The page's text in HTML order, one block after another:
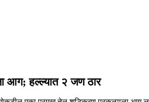
आग; हल्ल्यात २ जण ठार